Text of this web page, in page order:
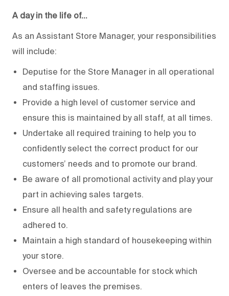
A day in the life of…
As an Assistant Store Manager, your responsibilities
will include:
Deputise for the Store Manager in all operational
and staffing issues.
Provide a high level of customer service and
ensure this is maintained by all staff, at all times.
Undertake all required training to help you to
confidently select the correct product for our
customers’ needs and to promote our brand.
Be aware of all promotional activity and play your
part in achieving sales targets.
Ensure all health and safety regulations are
adhered to.
Maintain a high standard of housekeeping within
your store.
Oversee and be accountable for stock which
enters of leaves the premises.